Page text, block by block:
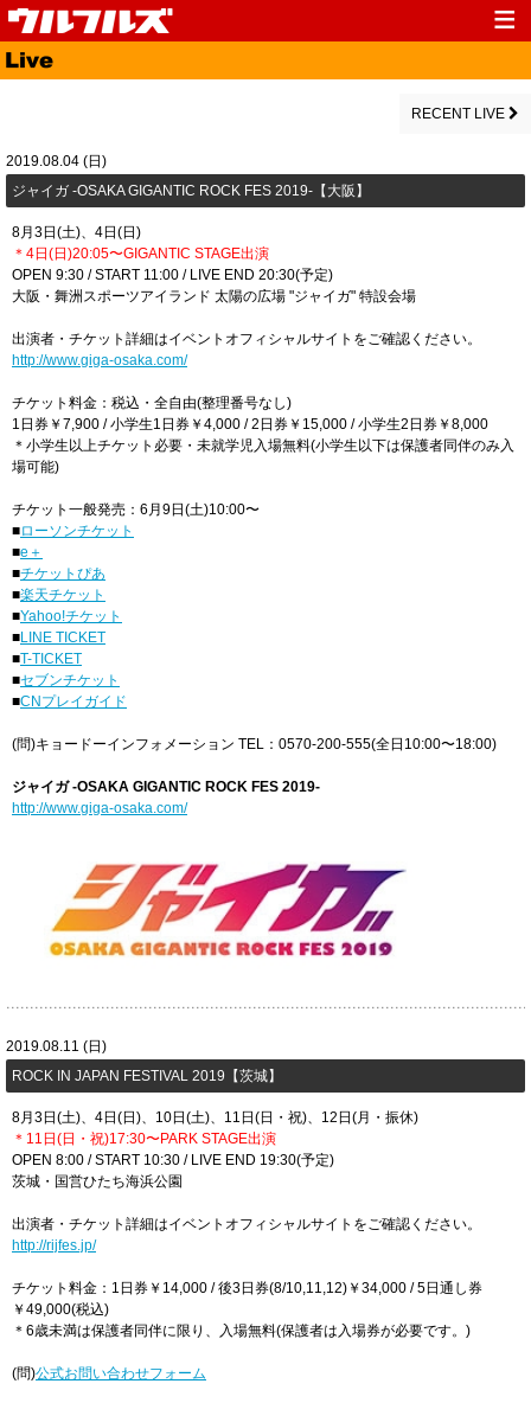
Top
Profile
Fanclub Goods
Contact
RECENT LIVE
2019.08.04 (日)
ジャイガ -OSAKA GIGANTIC ROCK FES 2019-【大阪】
8月3日(土)、4日(日)
＊4日(日)20:05〜GIGANTIC STAGE出演
OPEN 9:30 / START 11:00 / LIVE END 20:30(予定)
大阪・舞洲スポーツアイランド 太陽の広場 "ジャイガ" 特設会場
出演者・チケット詳細はイベントオフィシャルサイトをご確認ください。
http://www.giga-osaka.com/
チケット料金：税込・全自由(整理番号なし)
1日券￥7,900 / 小学生1日券￥4,000 / 2日券￥15,000 / 小学生2日券￥8,000
＊小学生以上チケット必要・未就学児入場無料(小学生以下は保護者同伴のみ入
場可能)
チケット一般発売：6月9日(土)10:00〜
■ローソンチケット
■e＋
■チケットぴあ
■楽天チケット
■Yahoo!チケット
■LINE TICKET
■T-TICKET
■セブンチケット
■CNプレイガイド
(問)キョードーインフォメーション TEL：0570-200-555(全日10:00〜18:00)
ジャイガ -OSAKA GIGANTIC ROCK FES 2019-
http://www.giga-osaka.com/
2019.08.11 (日)
​ROCK IN JAPAN FESTIVAL 2019【茨城】
8月3日(土)、4日(日)、10日(土)、11日(日・祝)、12日(月・振休)
＊11日(日・祝)17:30〜PARK STAGE出演
OPEN 8:00 / START 10:30 / LIVE END 19:30(予定)
茨城・国営ひたち海浜公園
出演者・チケット詳細はイベントオフィシャルサイトをご確認ください。
http://rijfes.jp/
チケット料金：1日券￥14,000 / 後3日券(8/10,11,12)￥34,000 / 5日通し券
￥49,000(税込)
＊6歳未満は保護者同伴に限り、入場無料(保護者は入場券が必要です。)
(問)公式お問い合わせフォーム